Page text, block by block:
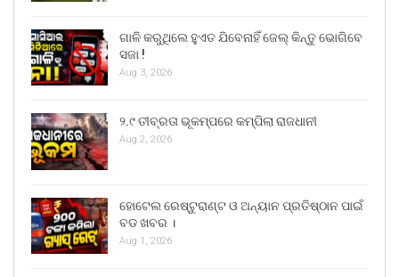
ଗାଳି କରୁଥିଲେ ହୁଏତ ଯିବେନାହିଁ ଜେଲ୍ କିନ୍ତୁ ଭୋଗିବେ
ସଜା !
Aug 3, 2026
୨.୯ ତୀବ୍ରତା ଭୂକମ୍ପରେ କମ୍ପିଲା ରାଜଧାନୀ
Aug 2, 2026
ହୋଟେଲ ରେଷ୍ଟୁରାଣ୍ଟ ଓ ଅନ୍ୟାନ ପ୍ରତିଷ୍ଠାନ ପାଇଁ
ବଡ ଖବର ।
Aug 1, 2026